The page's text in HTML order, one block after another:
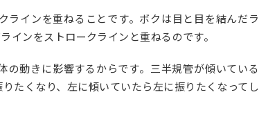
ラインを重ねること です。ボクは目と目を結んだラ
インをストロークラインと重ねるのです。
の動きに影響するからです。三半規管が傾いている
たくなり、左に傾いていたら左に振りたくなってし